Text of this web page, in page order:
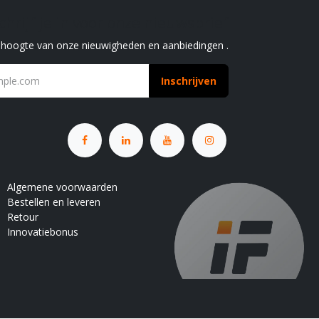
van onze nieuwigheden en aanbiedingen .
Inschrijven
Algemene voorwaarden
Bestellen en leveren
Retour
Innovatiebonus